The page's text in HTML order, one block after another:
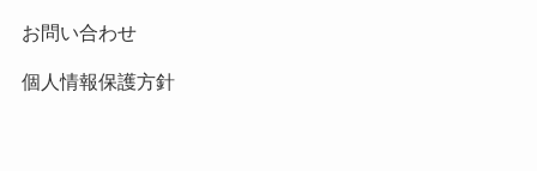
お問い合わせ
個人情報保護方針